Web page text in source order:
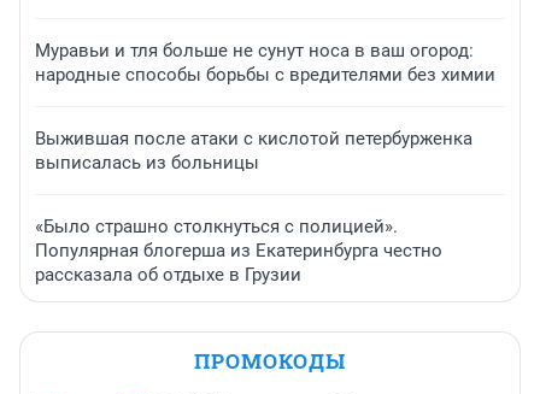
Муравьи и тля больше не сунут носа в ваш огород:
народные способы борьбы с вредителями без химии
Выжившая после атаки с кислотой петербурженка
выписалась из больницы
«Было страшно столкнуться с полицией».
Популярная блогерша из Екатеринбурга честно
рассказала об отдыхе в Грузии
ПРОМОКОДЫ